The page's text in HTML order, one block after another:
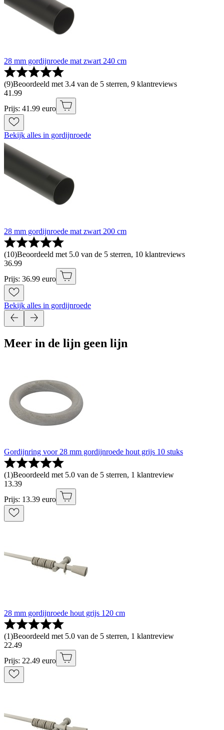
28 mm gordijnroede mat zwart 240 cm
(9)Beoordeeld met 3.4 van de 5 sterren, 9 klantreviews
41.99
Prijs: 41.99 euro
Bekijk alles in gordijnroede
28 mm gordijnroede mat zwart 200 cm
(10)Beoordeeld met 5.0 van de 5 sterren, 10 klantreviews
36.99
Prijs: 36.99 euro
Bekijk alles in gordijnroede
Meer in de lijn geen lijn
Gordijnring voor 28 mm gordijnroede hout grijs 10 stuks
(1)Beoordeeld met 5.0 van de 5 sterren, 1 klantreview
13.39
Prijs: 13.39 euro
28 mm gordijnroede hout grijs 120 cm
(1)Beoordeeld met 5.0 van de 5 sterren, 1 klantreview
22.49
Prijs: 22.49 euro